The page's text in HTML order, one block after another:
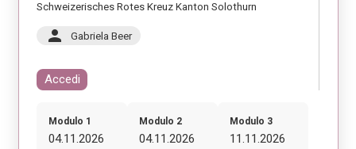
Schweizerisches Rotes Kreuz Kanton Solothurn
person Gabriela Beer
Accedi
Modulo 1
04.11.2026
Modulo 2
04.11.2026
Modulo 3
11.11.2026